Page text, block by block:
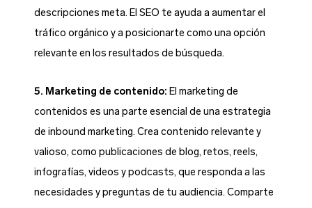
descripciones meta. El SEO te ayuda a aumentar el
tráfico orgánico y a posicionarte como una opción
relevante en los resultados de búsqueda.
5. Marketing de contenido: El marketing de
contenidos es una parte esencial de una estrategia
de inbound marketing. Crea contenido relevante y
valioso, como publicaciones de blog, retos, reels,
infografías, videos y podcasts, que responda a las
necesidades y preguntas de tu audiencia. Comparte